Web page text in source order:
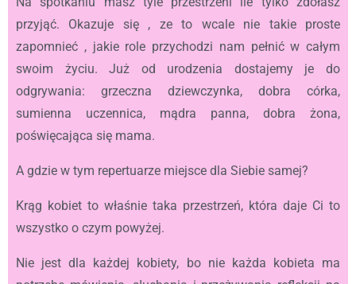
przyjąć. Okazuje się , ze to wcale nie takie proste
zapomnieć , jakie role przychodzi nam pełnić w całym
swoim życiu. Już od urodzenia dostajemy je do
odgrywania: grzeczna dziewczynka, dobra córka,
sumienna uczennica, mądra panna, dobra żona,
poświęcająca się mama.
A gdzie w tym repertuarze miejsce dla Siebie samej?
Krąg kobiet to właśnie taka przestrzeń, która daje Ci to
wszystko o czym powyżej.
Nie jest dla każdej kobiety, bo nie każda kobieta ma